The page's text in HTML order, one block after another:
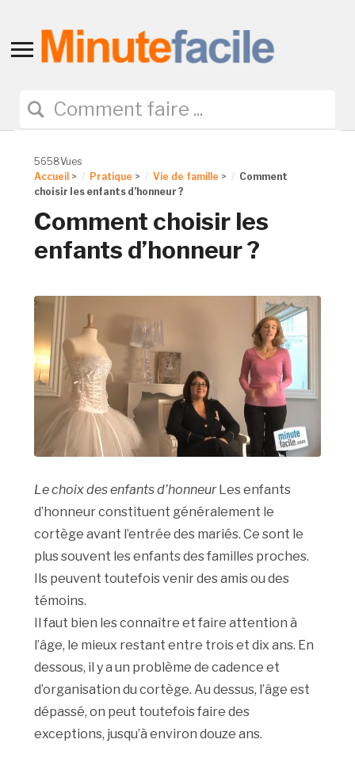
Toggle
navigation
5658Vues
Accueil > Pratique > Vie de famille >
Comment
choisir les enfants d’honneur ?
Comment choisir les
enfants d’honneur ?
Le choix des enfants d’honneurLes enfants
d’honneur constituent généralement le
cortège avant l’entrée des mariés. Ce sont le
plus souvent les enfants des familles proches.
Ils peuvent toutefois venir des amis ou des
témoins.
Il faut bien les connaître et faire attention à
l’âge, le mieux restant entre trois et dix ans. En
dessous, il y a un problème de cadence et
d’organisation du cortège. Au dessus, l’âge est
dépassé, on peut toutefois faire des
exceptions, jusqu’à environ douze ans.